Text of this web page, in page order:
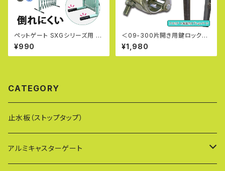
ペットゲート SXGシリーズ用 延
長パイプセット 倒れにくい 転倒
防止 sxg用スタンド オプション
パーツ アルミ フェンス SXG07
¥990
＜09-300片開き用鍵ロックク
ランプ＞アルミゲート用オプショ
ン アルミゲートのトップメーカ
ー・アルマックス製
¥1,980
CATEGORY
止水板（ストップタップ）
アルミキャスターゲート